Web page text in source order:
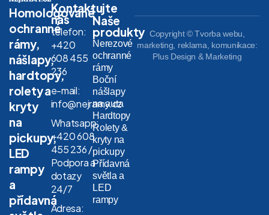
Homologované
ochranné
rámy,
nášlapy,
hardtopy,
rolety a
kryty
na
pickupy,
LED
rampy
a
přídavná
Kontaktujte
nás
telefon:
+420
608 455
236
e-mail:
info@nejramy.cz
Whatsapp:
+420 608
455 236 /
Podpora a
dotazy
24/7
Adresa:
Naše
produkty
Nerezové
ochranné
rámy
Boční
nášlapy
na auta
Hardtopy
Rolety &
kryty na
pickupy
Přídavná
světla a
LED
rampy
Copyright © Tvorba webu,
marketing, reklama, komunikace:
Plus Design & Marketing